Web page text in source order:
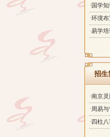
·国学
·环境
·易学
招生
·南京
·周易
·四柱